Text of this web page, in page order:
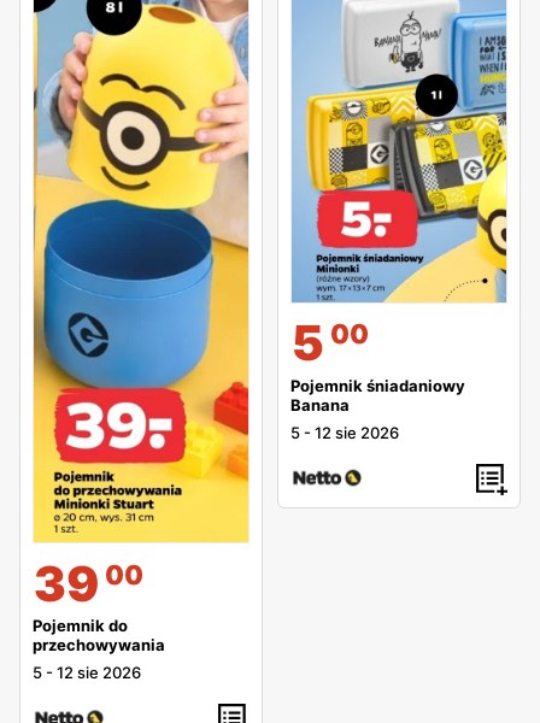
39 00
Pojemnik do
przechowywania
5 -12 sie 2026
5 00
Pojemnik śniadaniowy
Banana
5 -12 sie 2026